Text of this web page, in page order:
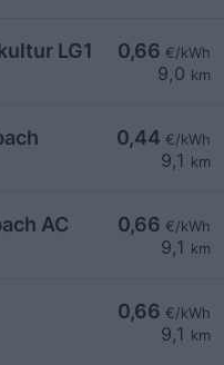
0,66 €/kWh
9,0 km
LG1
0,44 €/kWh
9,1 km
0,66 €/kWh
9,1 km
AC
0,66 €/kWh
9,1 km